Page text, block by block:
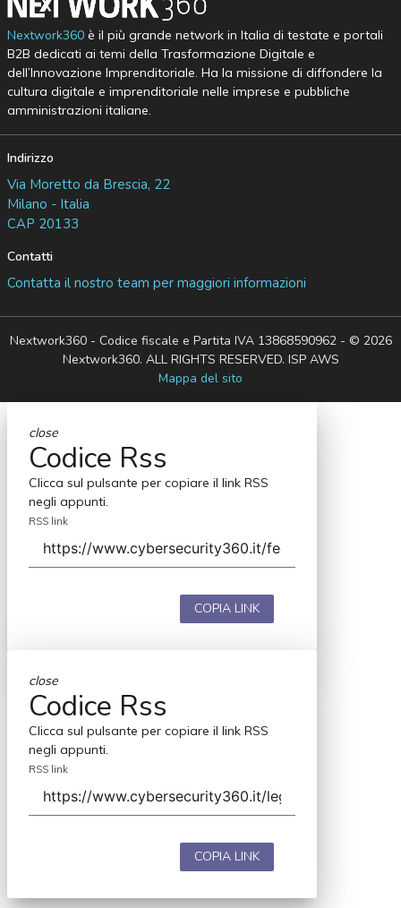
Nextwork360è il più grande network in Italia di testate e portali
B2B dedicati ai temi della Trasformazione Digitale e
dell’Innovazione Imprenditoriale. Ha la missione di diffondere la
cultura digitale e imprenditoriale nelle imprese e pubbliche
amministrazioni italiane.
Indirizzo
Via Moretto da Brescia, 22
Milano - Italia
CAP 20133
Contatti
Contatta il nostro team per maggiori informazioni
Nextwork360 - Codice fiscale e Partita IVA 13868590962 - © 2026
Nextwork360. ALL RIGHTS RESERVED. ISP AWS
Mappa del sito
close
Codice Rss
Clicca sul pulsante per copiare il link RSS
negli appunti.
RSS link
COPIA LINK
close
Codice Rss
Clicca sul pulsante per copiare il link RSS
negli appunti.
RSS link
COPIA LINK